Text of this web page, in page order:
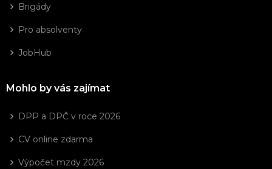
Brigády
Pro absolventy
JobHub
Mohlo by vás zajímat
DPP a DPČ v roce 2026
CV online zdarma
Výpočet mzdy 2026